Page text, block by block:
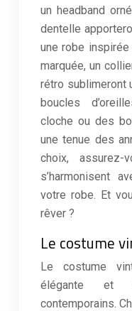
un headband
dentelle
une robe
marquée, un
rétro sublimeront
boucles
cloche ou des
une tenue des
choix,
s’harmonisent
votre robe. Et
rêver ?
Le costume
Le costume
élégante et
contemporains.